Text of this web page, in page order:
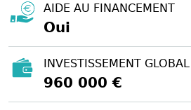
AIDE AU FINANCEMENT
Oui
INVESTISSEMENT GLOBAL
960 000 €